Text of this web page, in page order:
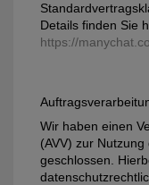
Details finden Sie
https://
Wir haben einen
(AVV) zur
geschlossen.